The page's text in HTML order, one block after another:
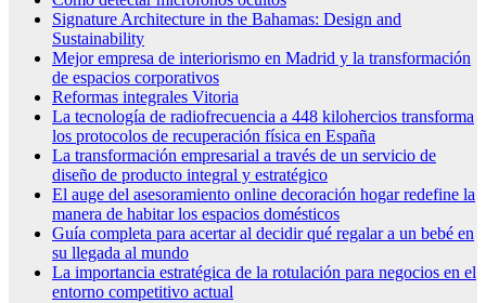
Signature Architecture in the Bahamas: Design and
Sustainability
Mejor empresa de interiorismo en Madrid y la transformación
de espacios corporativos
Reformas integrales Vitoria
La tecnología de radiofrecuencia a 448 kilohercios transforma
los protocolos de recuperación física en España
La transformación empresarial a través de un servicio de
diseño de producto integral y estratégico
El auge del asesoramiento online decoración hogar redefine la
manera de habitar los espacios domésticos
Guía completa para acertar al decidir qué regalar a un bebé en
su llegada al mundo
La importancia estratégica de la rotulación para negocios en el
entorno competitivo actual